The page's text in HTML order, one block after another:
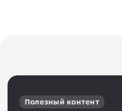
Полезный контент